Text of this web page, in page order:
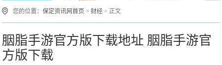
您的位置：保定资讯网首页 > 财经 > 正文
胭脂手游官方版下载地址 胭脂手游官
方版下载